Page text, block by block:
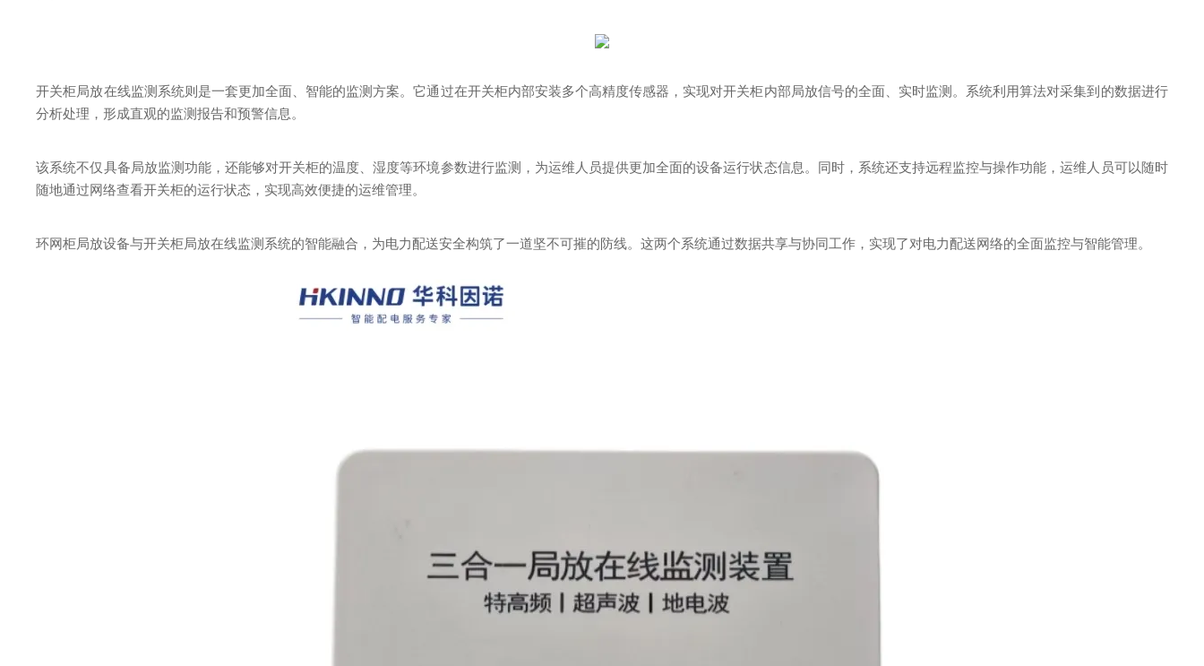
开关柜局放在线监测系统则是一套更加全面、智能的监测方案。它通过在开关柜内部安装多个高精度传感器，实现对开关柜内部局放信号的全面、实时监测。系统利用算法对采集到的数据进行
分析处理，形成直观的监测报告和预警信息。
该系统不仅具备局放监测功能，还能够对开关柜的温度、湿度等环境参数进行监测，为运维人员提供更加全面的设备运行状态信息。同时，系统还支持远程监控与操作功能，运维人员可以随时
随地通过网络查看开关柜的运行状态，实现高效便捷的运维管理。
环网柜局放设备与开关柜局放在线监测系统的智能融合，为电力配送安全构筑了一道坚不可摧的防线。这两个系统通过数据共享与协同工作，实现了对电力配送网络的全面监控与智能管理。